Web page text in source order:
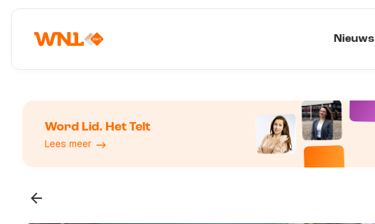
Nieuws
Word Lid. Het Telt
Lees meer